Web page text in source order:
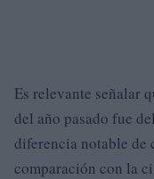
Es relevante señalar
del año pasado fue del
diferencia notable de
comparación con la